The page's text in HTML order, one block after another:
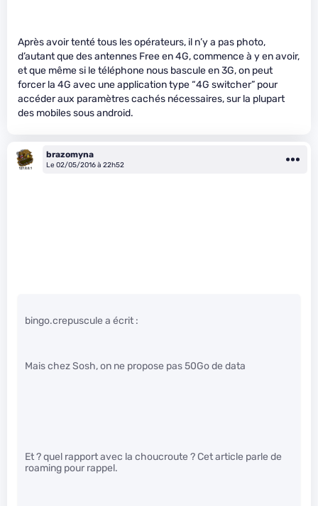
Après avoir tenté tous les opérateurs, il n’y a pas photo,
d’autant que des antennes Free en 4G, commence à y en avoir,
et que même si le téléphone nous bascule en 3G, on peut
forcer la 4G avec une application type “4G switcher” pour
accéder aux paramètres cachés nécessaires, sur la plupart
des mobiles sous android.
brazomyna
Le 02/05/2016 à 22h52
bingo.crepuscule a écrit :
Mais chez Sosh, on ne propose pas 50Go de data
Et ? quel rapport avec la choucroute ? Cet article parle de
roaming pour rappel.